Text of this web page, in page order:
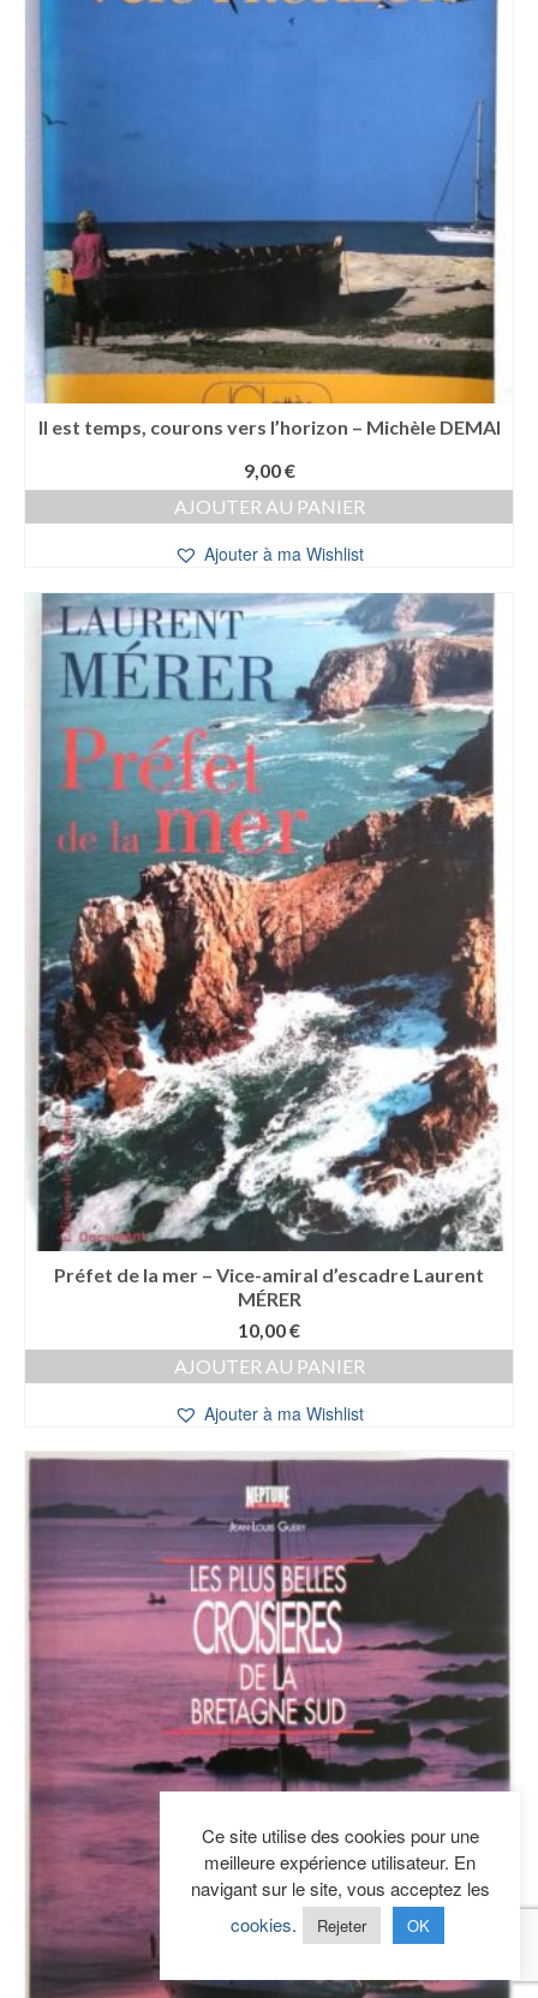
Il est temps, courons vers l’horizon – Michèle DEMAI
9,00€
AJOUTER AU PANIER
Ajouter à ma Wishlist
Préfet de la mer – Vice-amiral d’escadre Laurent
MÉRER
10,00€
AJOUTER AU PANIER
Ajouter à ma Wishlist
Ce site utilise des cookies pour une
meilleure expérience utilisateur. En
navigant sur le site, vous acceptez les
cookies. Rejeter OK